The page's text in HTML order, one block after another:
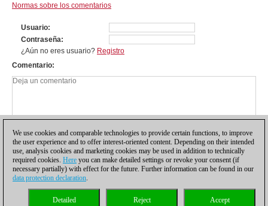
Normas sobre los comentarios
Usuario
Contraseña
¿Aún no eres usuario? Registro
Comentario
Política de privacidad |Para contactar Cookies Management
We use cookies and comparable technologies to provide certain functions, to improve
the user experience and to offer interest-oriented content. Depending on their intended
use, analysis cookies and marketing cookies may be used in addition to technically
required cookies. Here you can make detailed settings or revoke your consent (if
necessary partially) with effect for the future. Further information can be found in our
data protection declaration.
Accept
Reject
Detailed